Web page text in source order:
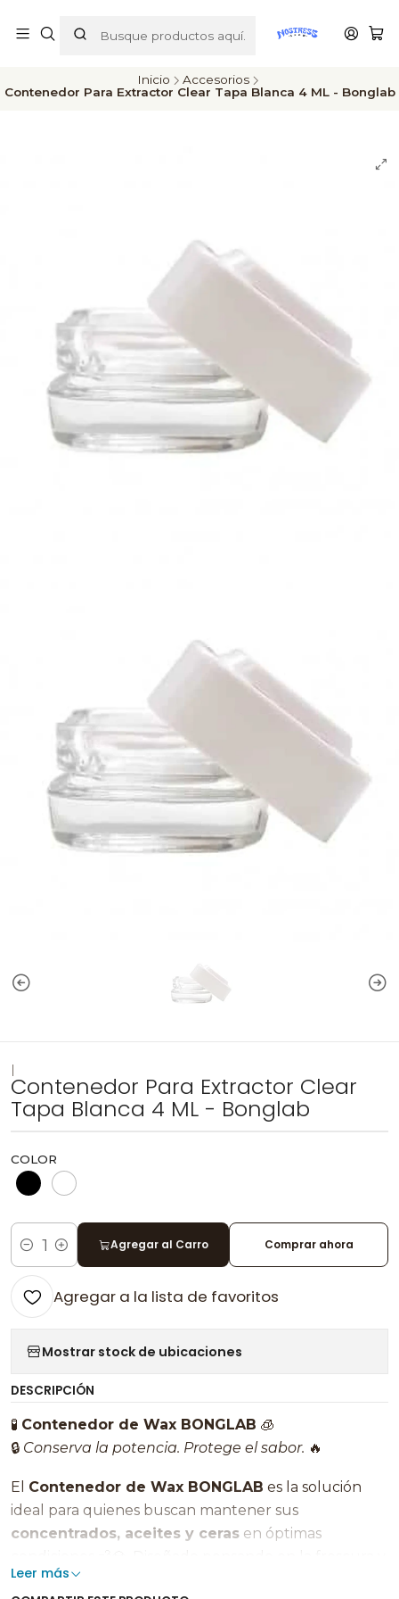
ENVÍOS A TODO CHILE
Inicio
Accesorios
Contenedor Para Extractor Clear Tapa Blanca 4 ML - Bonglab
|
Contenedor Para Extractor Clear
Tapa Blanca 4 ML - Bonglab
COLOR
Cantidad
Agregar al Carro Comprar ahora
Agregar a la lista de favoritos
Mostrar stock de ubicaciones
DESCRIPCIÓN
🧪 Contenedor de Wax BONGLAB 🧊
🔒 Conserva la potencia. Protege el sabor. 🔥
El Contenedor de Wax BONGLAB es la solución
ideal para quienes buscan mantener sus
concentrados, aceites y ceras en óptimas
durabilidad, este accesorio se vuelve indispensable
Leer más